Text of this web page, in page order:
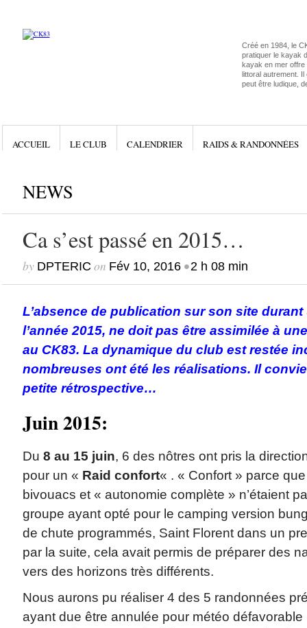
Créé en 1984, le
pratiquer le kayak
kayak en mer offre
littoral autrement.
peut être ludique,
ACCUEIL LE CLUB CALENDRIER RAIDS & RANDONNÉES
NEWS
Ca s’est passé en 2015…
by DPTERIC on Fév 10, 2016•2 h 08 min
L’absence de publication sur son site
l’année 2015, ne doit pas être assimilée à
au CK83. La dynamique du club est restée
nombreuses ont été les réalisations. Il
petite rétrospective…
Juin 2015:
Du 8 au 15 juin, 6 des nôtres ont pris la
pour un « Raid confort« . « Confort » parce
bivouacs et « autonomie complète » n’étaient
groupe ayant opté pour le camping version
de chute programmés, Saint Florent dans un
par la suite, cela avait permis de préparer des
vers des horizons très différents.
Nous aurons pu réaliser 4 des 5 randonnées
ayant due être annulée pour météo défavorable